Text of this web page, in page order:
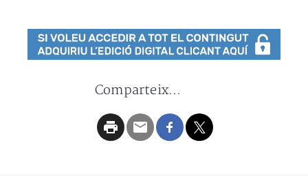
Comparteix...